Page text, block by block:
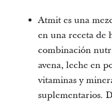
Atmit es una
en una receta de
combinación
avena, leche en
vitaminas y
suplementarios.